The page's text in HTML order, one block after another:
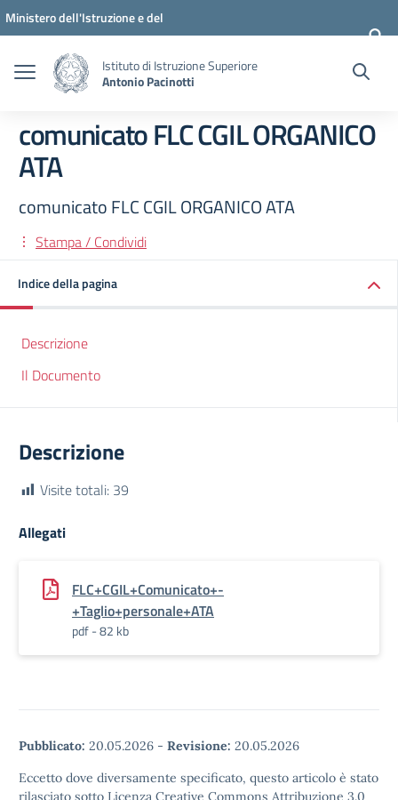
Vai ai contenuti
Vai al menu di navigazione
Vai al footer
Ministero dell'Istruzione e del
Istituto di Istruzione Superiore
Antonio Pacinotti
comunicato FLC CGIL ORGANICO
ATA
comunicato FLC CGIL ORGANICO ATA
Stampa / Condividi
Indice della pagina
Descrizione
Il Documento
Descrizione
Visite totali: 39
Allegati
FLC+CGIL+Comunicato+-
+Taglio+personale+ATA
pdf - 82 kb
Pubblicato: 20.05.2026 - Revisione: 20.05.2026
Eccetto dove diversamente specificato, questo articolo è stato
rilasciato sotto Licenza Creative Commons Attribuzione 3.0